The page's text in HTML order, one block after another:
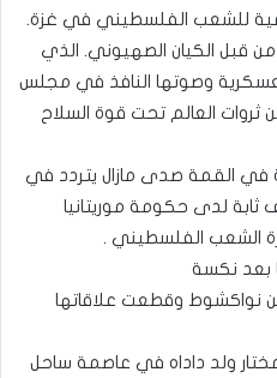
للشعب الفلسطيني في غزة.
من قبل الكيان الصهيوني. الذي
وصوتها النافذ في مجلس
ثروات العالم تحت قوة السلاح
في القمة صدى مازال يتردد في
لدى حكومة موريتانيا
الشعب الفلسطيني .
بعد نكسة
من نواكشوط وقطعت علاقاتها
ولد داداه في عاصمة ساحل